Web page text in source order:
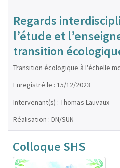
Regards
l’étude et
transition
Transition écologique à l'échelle
Enregistré le : 15/12/2023
Intervenant(s) : Thomas Lauvaux
Réalisation : DN/SUN
Colloque SHS